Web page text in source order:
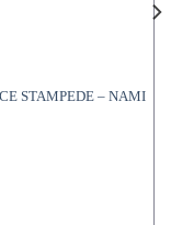
STAMPEDE – NAMI